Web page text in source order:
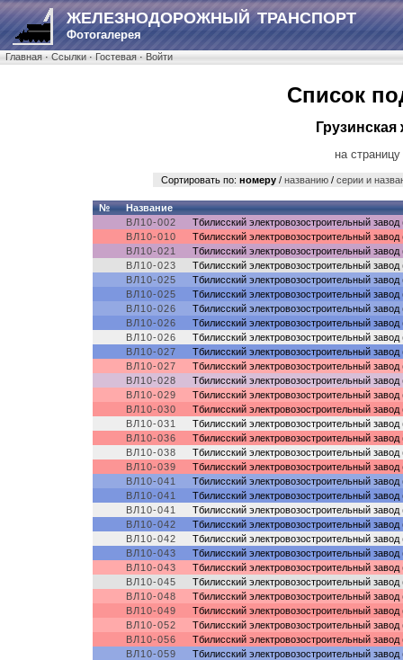
ЖЕЛЕЗНОДОРОЖНЫЙ ТРАНСПОРТ
Фотогалерея
Главная·Ссылки·Гостевая·Войти
Список
на
Сортировать по: номеру/ названию/ серии и
№
Название
ВЛ10-002
Тбилисский электровозостроительный завод
ВЛ10-010
Тбилисский электровозостроительный завод
ВЛ10-021
Тбилисский электровозостроительный завод
ВЛ10-023
Тбилисский электровозостроительный завод
ВЛ10-025
Тбилисский электровозостроительный завод
ВЛ10-025
Тбилисский электровозостроительный завод
ВЛ10-026
Тбилисский электровозостроительный завод
ВЛ10-026
Тбилисский электровозостроительный завод
ВЛ10-026
Тбилисский электровозостроительный завод
ВЛ10-027
Тбилисский электровозостроительный завод
ВЛ10-027
Тбилисский электровозостроительный завод
ВЛ10-028
Тбилисский электровозостроительный завод
ВЛ10-029
Тбилисский электровозостроительный завод
ВЛ10-030
Тбилисский электровозостроительный завод
ВЛ10-031
Тбилисский электровозостроительный завод
ВЛ10-036
Тбилисский электровозостроительный завод
ВЛ10-038
Тбилисский электровозостроительный завод
ВЛ10-039
Тбилисский электровозостроительный завод
ВЛ10-041
Тбилисский электровозостроительный завод
ВЛ10-041
Тбилисский электровозостроительный завод
ВЛ10-041
Тбилисский электровозостроительный завод
ВЛ10-042
Тбилисский электровозостроительный завод
ВЛ10-042
Тбилисский электровозостроительный завод
ВЛ10-043
Тбилисский электровозостроительный завод
ВЛ10-043
Тбилисский электровозостроительный завод
ВЛ10-045
Тбилисский электровозостроительный завод
ВЛ10-048
Тбилисский электровозостроительный завод
ВЛ10-049
Тбилисский электровозостроительный завод
ВЛ10-052
Тбилисский электровозостроительный завод
ВЛ10-056
Тбилисский электровозостроительный завод
ВЛ10-059
Тбилисский электровозостроительный завод